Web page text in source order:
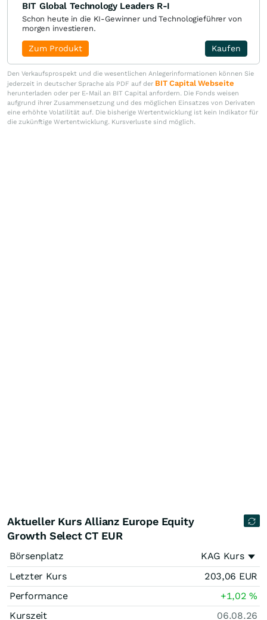
BIT Global Technology Leaders R-I
Schon heute in die KI-Gewinner und Technologieführer von
morgen investieren.
Kaufen
Zum Produkt
Den Verkaufsprospekt und die wesentlichen Anlegerinformationen können Sie
jederzeit in deutscher Sprache als PDF auf der BIT Capital Webseite
herunterladen oder per E-Mail an BIT Capital anfordern. Die Fonds weisen
aufgrund ihrer Zusammensetzung und des möglichen Einsatzes von Derivaten
eine erhöhte Volatilität auf. Die bisherige Wertentwicklung ist kein Indikator für
die zukünftige Wertentwicklung. Kursverluste sind möglich.
Aktueller Kurs Allianz Europe Equity
Growth Select CT EUR
Börsenplatz
KAG Kurs
Letzter Kurs
203,06 EUR
Performance
+1,02%
Kurszeit
06.08.26